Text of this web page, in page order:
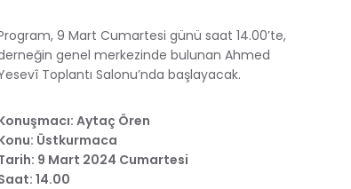
9 Mart Cumartesi günü saat 14.00’te,
genel merkezinde bulunan Ahmed
Toplantı Salonu’nda başlayacak.
Aytaç Ören
Üstkurmaca
9 Mart 2024 Cumartesi
14.00